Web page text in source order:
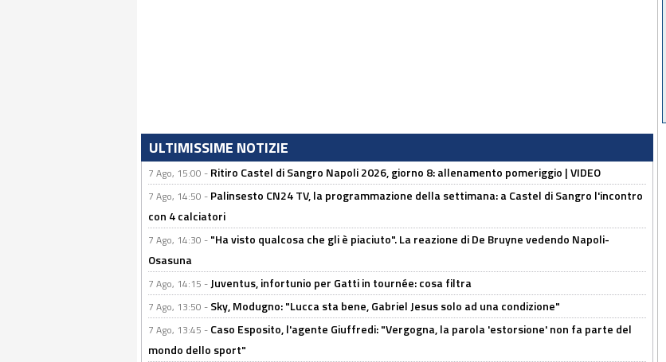
ULTIMISSIME NOTIZIE
7 Ago, 15:00 - Ritiro Castel di Sangro Napoli 2026, giorno 8: allenamento pomeriggio | VIDEO
7 Ago, 14:50 - Palinsesto CN24 TV, la programmazione della settimana: a Castel di Sangro l'incontro
con 4 calciatori
7 Ago, 14:30 - "Ha visto qualcosa che gli è piaciuto". La reazione di De Bruyne vedendo Napoli-
Osasuna
7 Ago, 14:15 - Juventus, infortunio per Gatti in tournée: cosa filtra
7 Ago, 13:50 - Sky, Modugno: "Lucca sta bene, Gabriel Jesus solo ad una condizione"
7 Ago, 13:45 - Caso Esposito, l'agente Giuffredi: "Vergogna, la parola 'estorsione' non fa parte del
mondo dello sport"